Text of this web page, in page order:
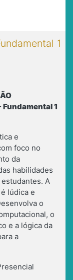
1
Fundamental 1
e
foco no
da
habilidades
A
lúdica e
o
o
e a lógica da
a